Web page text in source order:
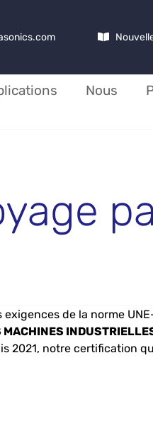
Nous
de la norme
2021, notre certification